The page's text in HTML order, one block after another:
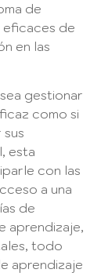
de
eficaces de
en las
gestionar
como si
esta
con las
a una
de
aprendizaje,
todo
aprendizaje